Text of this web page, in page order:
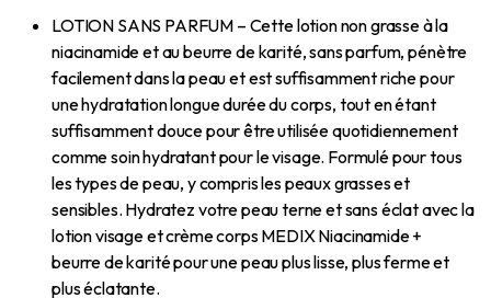
LOTION SANS PARFUM – Cette lotion non grasse à la
niacinamide et au beurre de karité, sans parfum, pénètre
facilement dans la peau et est suffisamment riche pour
une hydratation longue durée du corps, tout en étant
suffisamment douce pour être utilisée quotidiennement
comme soin hydratant pour le visage. Formulé pour tous
les types de peau, y compris les peaux grasses et
sensibles. Hydratez votre peau terne et sans éclat avec la
lotion visage et crème corps MEDIX Niacinamide +
beurre de karité pour une peau plus lisse, plus ferme et
plus éclatante.